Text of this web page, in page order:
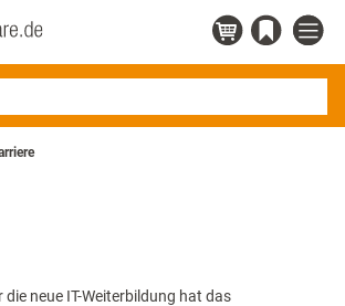
die neue IT-Weiterbildung hat das